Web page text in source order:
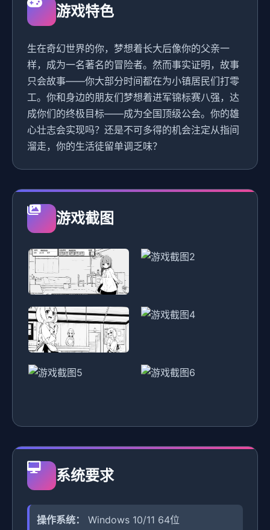
游戏特色
生在奇幻世界的你，梦想着长大后像你的父亲一
样，成为一名著名的冒险者。然而事实证明，故事
只会故事——你大部分时间都在为小镇居民们打零
工。你和身边的朋友们梦想着进军锦标赛八强，达
成你们的终极目标——成为全国顶级公会。你的雄
心壮志会实现吗？还是不可多得的机会注定从指间
溜走，你的生活徒留单调乏味？
游戏截图
系统要求
操作系统： Windows 10/11 64位